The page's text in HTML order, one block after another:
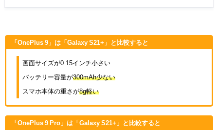
「OnePlus 9」は「Galaxy S21+」と比較すると
画面サイズが0.15インチ小さい
バッテリー容量が300mAh少ない
スマホ本体の重さが8g軽い
「OnePlus 9 Pro」は「Galaxy S21+」と比較すると